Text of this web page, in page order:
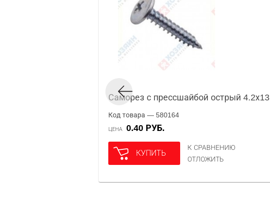
Саморез с прессшайбой острый 4.2х13
Код товара — 580164
ЦЕНА 0.40 РУБ.
КУПИТЬ
К СРАВНЕНИЮ
ОТЛОЖИТЬ